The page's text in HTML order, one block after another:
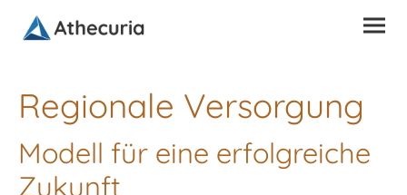
Regionale Versorgung
Modell für eine erfolgreiche
Zukunft